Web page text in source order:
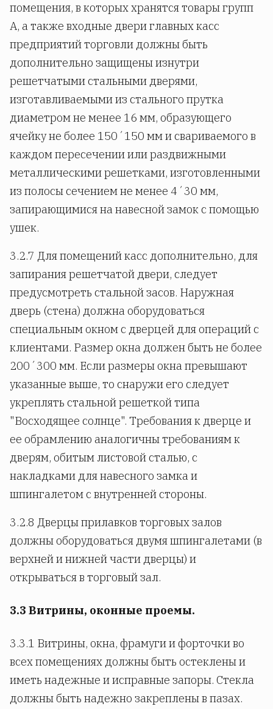
помещения, в которых хранятся товары групп
А, а также входные двери главных касс
предприятий торговли должны быть
дополнительно защищены изнутри
решетчатыми стальными дверями,
изготавливаемыми из стального прутка
диаметром не менее 16 мм, образующего
ячейку не более 150´150 мм и свариваемого в
каждом пересечении или раздвижными
металлическими решетками, изготовленными
из полосы сечением не менее 4´30 мм,
запирающимися на навесной замок с помощью
ушек.
3.2.7 Для помещений касс дополнительно, для
запирания решетчатой двери, следует
предусмотреть стальной засов. Наружная
дверь (стена) должна оборудоваться
специальным окном с дверцей для операций с
клиентами. Размер окна должен быть не более
200´300 мм. Если размеры окна превышают
указанные выше, то снаружи его следует
укреплять стальной решеткой типа
"Восходящее солнце". Требования к дверце и
ее обрамлению аналогичны требованиям к
дверям, обитым листовой сталью, с
накладками для навесного замка и
шпингалетом с внутренней стороны.
3.2.8 Дверцы прилавков торговых залов
должны оборудоваться двумя шпингалетами (в
верхней и нижней части дверцы) и
открываться в торговый зал.
3.3 Витрины, оконные проемы.
3.3.1 Витрины, окна, фрамуги и форточки во
всех помещениях должны быть остеклены и
иметь надежные и исправные запоры. Стекла
должны быть надежно закреплены в пазах.